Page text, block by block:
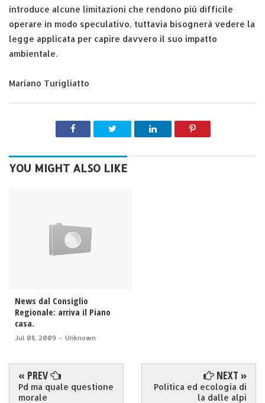
introduce alcune limitazioni che rendono più difficile
operare in modo speculativo, tuttavia bisognerà vedere la
legge applicata per capire davvero il suo impatto
ambientale.
Mariano Turigliatto
YOU MIGHT ALSO LIKE
News dal Consiglio
Regionale: arriva il Piano
casa.
Jul 08, 2009 - Unknown
« PREV
Pd ma quale questione
morale
NEXT »
Politica ed ecologia di
la dalle alpi